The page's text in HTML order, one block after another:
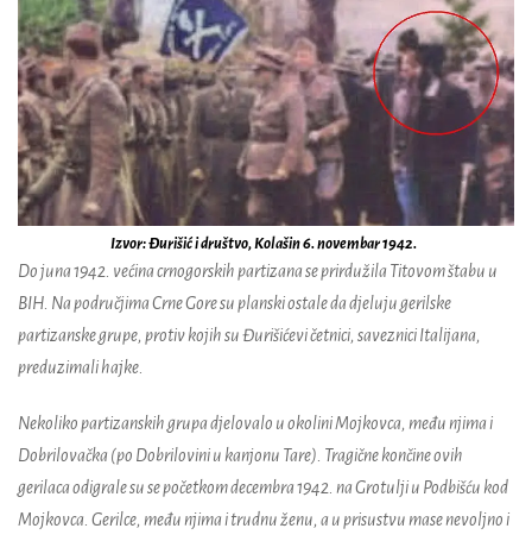
Izvor: Đurišić i društvo, Kolašin 6. novembar 1942.
Do juna 1942. većina crnogorskih partizana se prirdužila Titovom štabu u
BIH. Na područjima Crne Gore su planski ostale da djeluju gerilske
partizanske grupe, protiv kojih su Đurišićevi četnici, saveznici Italijana,
preduzimali hajke.
Nekoliko partizanskih grupa djelovalo u okolini Mojkovca, među njima i
Dobrilovačka (po Dobrilovini u kanjonu Tare). Tragične končine ovih
gerilaca odigrale su se početkom decembra 1942. na Grotulji u Podbišću kod
Mojkovca. Gerilce, među njima i trudnu ženu, a u prisustvu mase nevoljno i